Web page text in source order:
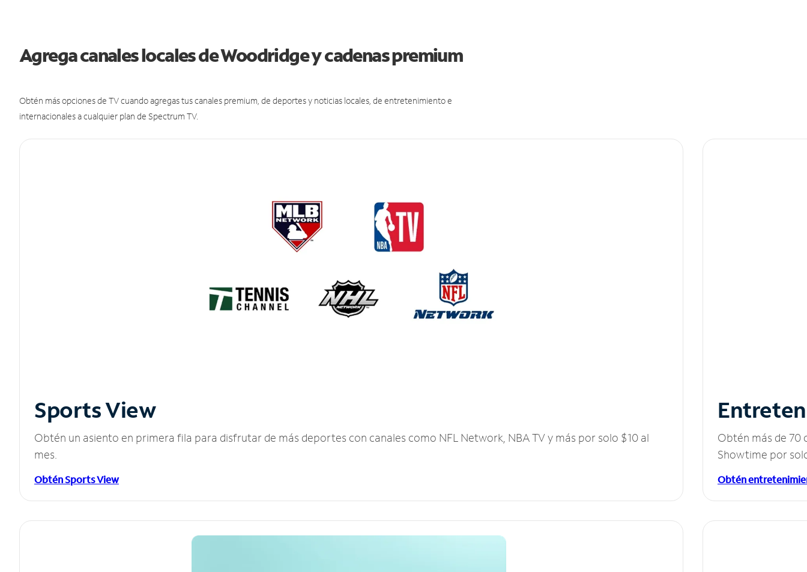
Agrega canales locales de Woodridge y cadenas premium
Obtén más opciones de TV cuando agregas tus canales premium, de deportes y noticias locales, de entretenimiento e
internacionales a cualquier plan de Spectrum TV.
Sports View
Obtén un asiento en primera fila para disfrutar de más deportes con canales como NFL Network, NBA TV y más por solo $10 al
mes.
Obtén Sports View
Obtén más de 70
Showtime por
Obtén